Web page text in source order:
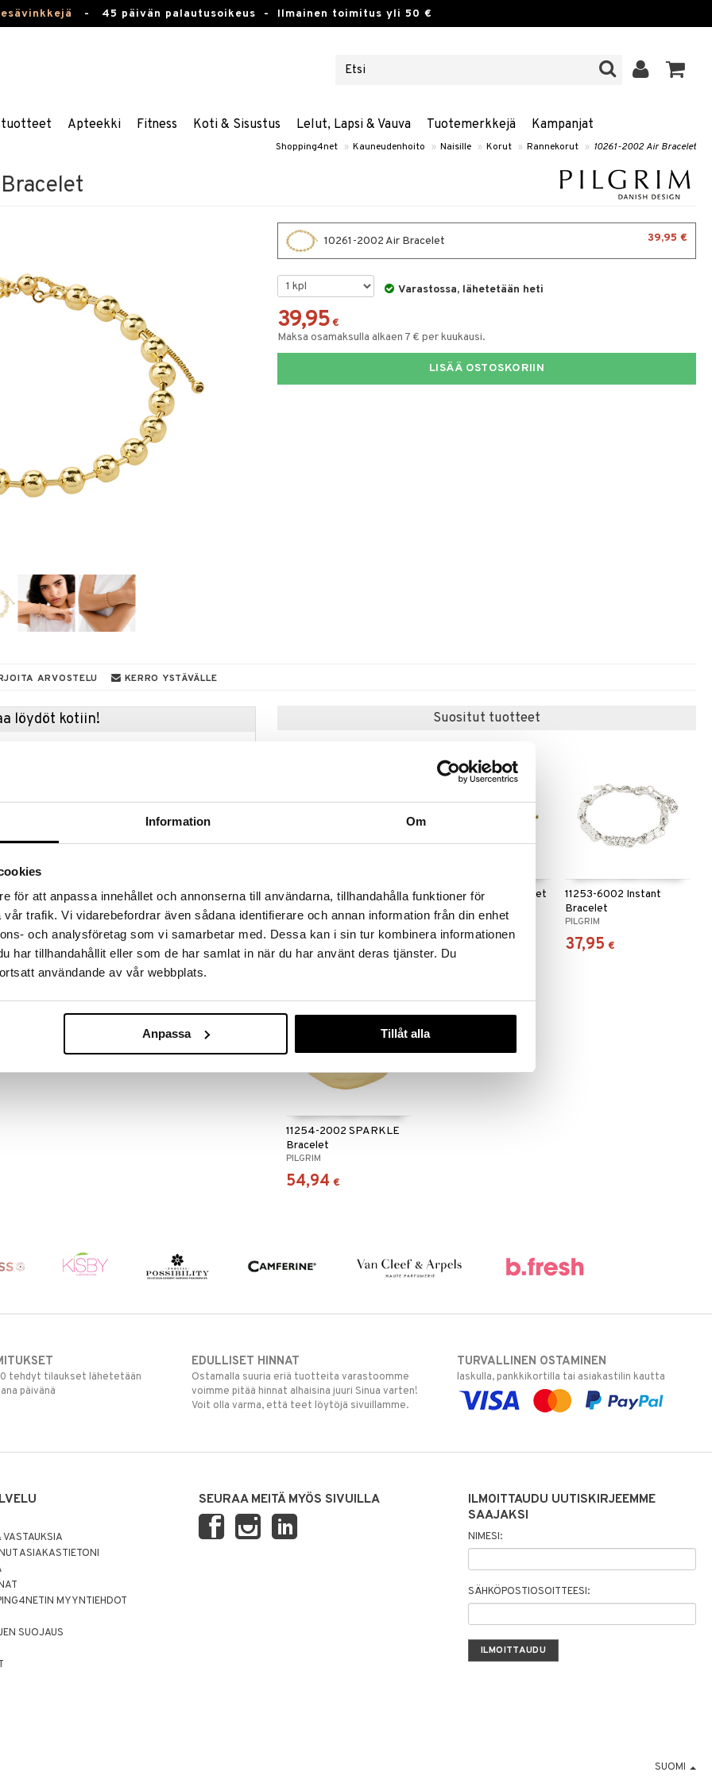
Information Om
för att anpassa innehållet och annonserna till användarna, tillhandahålla funktioner för
trafik. Vi vidarebefordrar även sådana identifierare och annan information från din enhet
och analysföretag som vi samarbetar med. Dessa kan i sin tur kombinera informationen
har tillhandahållit eller som de har samlat in när du har använt deras tjänster. Du
användande av vår webbplats.
Anpassa Tillåt alla
- 45 päivän palautusoikeus - Ilmainen toimitus yli 50 €
Apteekki Fitness Koti & Sisustus Lelut, Lapsi & Vauva Tuotemerkkejä Kampanjat
Shopping4net » Kauneudenhoito » Naisille » Korut » Rannekorut » 10261-2002 Air Bracelet
10261-2002 Air Bracelet 39,95 €
Varastossa, lähetetään heti
39,95 €
Maksa osamaksulla alkaen 7 € per kuukausi.
LISÄÄ OSTOSKORIIN
ARVOSTELU KERRO YSTÄVÄLLE
löydöt kotiin!
särmikkäälle ja asettaa sävyn koko
veistoksellinen muotoilu antavat rannekorulle
hyvin tyylikkäiden asujen kanssa kuin
Käytä sitä yksinään saadaksesi selkeän
suosikkeihin, kun haluat maksimaalisen
– jotta tyyli ei koskaan maksaisi
Suositut tuotteet
Indie Bracelet
PILGRIM
9,95
10261-2002 Air Bracelet
PILGRIM
39,95
11253-6002 Instant
Bracelet
PILGRIM
37,95 €
11254-2002 SPARKLE
Bracelet
PILGRIM
54,94 €
tehdyt tilaukset lähetetään
päivänä
EDULLISET HINNAT
Ostamalla suuria eriä tuotteita varastoomme
voimme pitää hinnat alhaisina juuri Sinua varten!
Voit olla varma, että teet löytöjä sivuillamme.
TURVALLINEN OSTAMINEN
laskulla, pankkikortilla tai asiakastilin kautta
ASIAKASTIETONI
MYYNTIEHDOT
SUOJAUS
SEURAA MEITÄ MYÖS SIVUILLA
ILMOITTAUDU UUTISKIRJEEMME
SAAJAKSI
NIMESI:
SÄHKÖPOSTIOSOITTEESI:
SUOMI